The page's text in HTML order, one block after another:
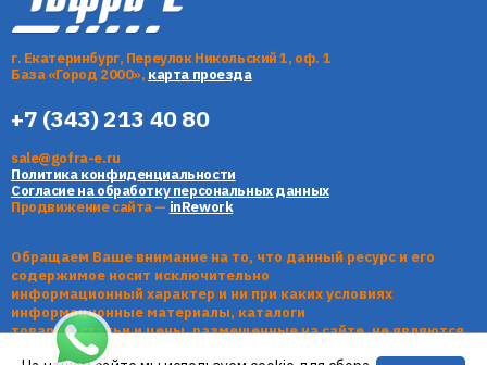
г. Екатеринбург, Переулок Никольский 1, оф. 1
База «Город 2000», карта проезда
+7 (343) 213 40 80
sale@gofra-e.ru
Политика конфиденциальности
Согласие на обработку персональных данных
Продвижение сайта — inRework
Обращаем Ваше внимание на то, что данный ресурс и его
содержимое носит исключительно
информационный характер и ни при каких условиях
информационные материалы, каталоги
товаров, статьи и цены, размещенные на сайте, не являются
публичной офертой, определяемой